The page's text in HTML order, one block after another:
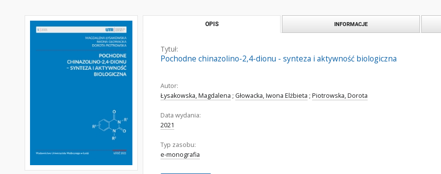
OPIS INFORMACJE
Tytuł:
Pochodne chinazolino-2,4-dionu - synteza i aktywność biologiczna
Autor:
Łysakowska, Magdalena ; Głowacka, Iwona Elżbieta ; Piotrowska, Dorota
Data wydania:
2021
Typ zasobu:
e-monografia